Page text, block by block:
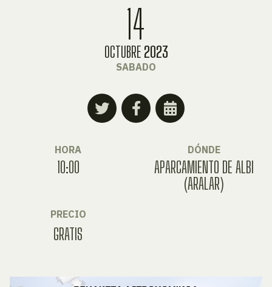
14
OCTUBRE 2023
SABADO
HORA
10:00
DÓNDE
APARCAMIENTO DE ALBI
(ARALAR)
PRECIO
GRATIS